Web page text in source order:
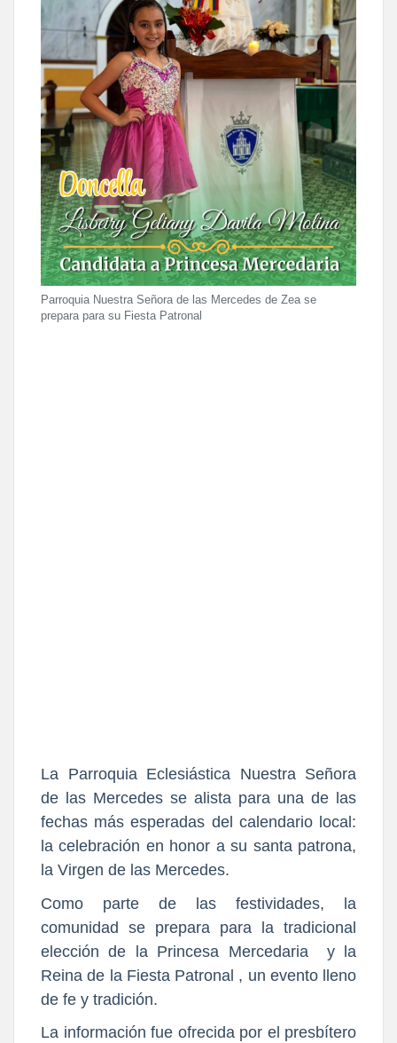
Parroquia Nuestra Señora de las Mercedes de Zea se
prepara para su Fiesta Patronal
La Parroquia Eclesiástica Nuestra Señora
de las Mercedes se alista para una de las
fechas más esperadas del calendario local:
la celebración en honor a su santa patrona,
la Virgen de las Mercedes.
Como parte de las festividades, la
comunidad se prepara para la tradicional
elección de la Princesa Mercedaria y la
Reina de la Fiesta Patronal , un evento lleno
de fe y tradición.
La información fue ofrecida por el presbítero